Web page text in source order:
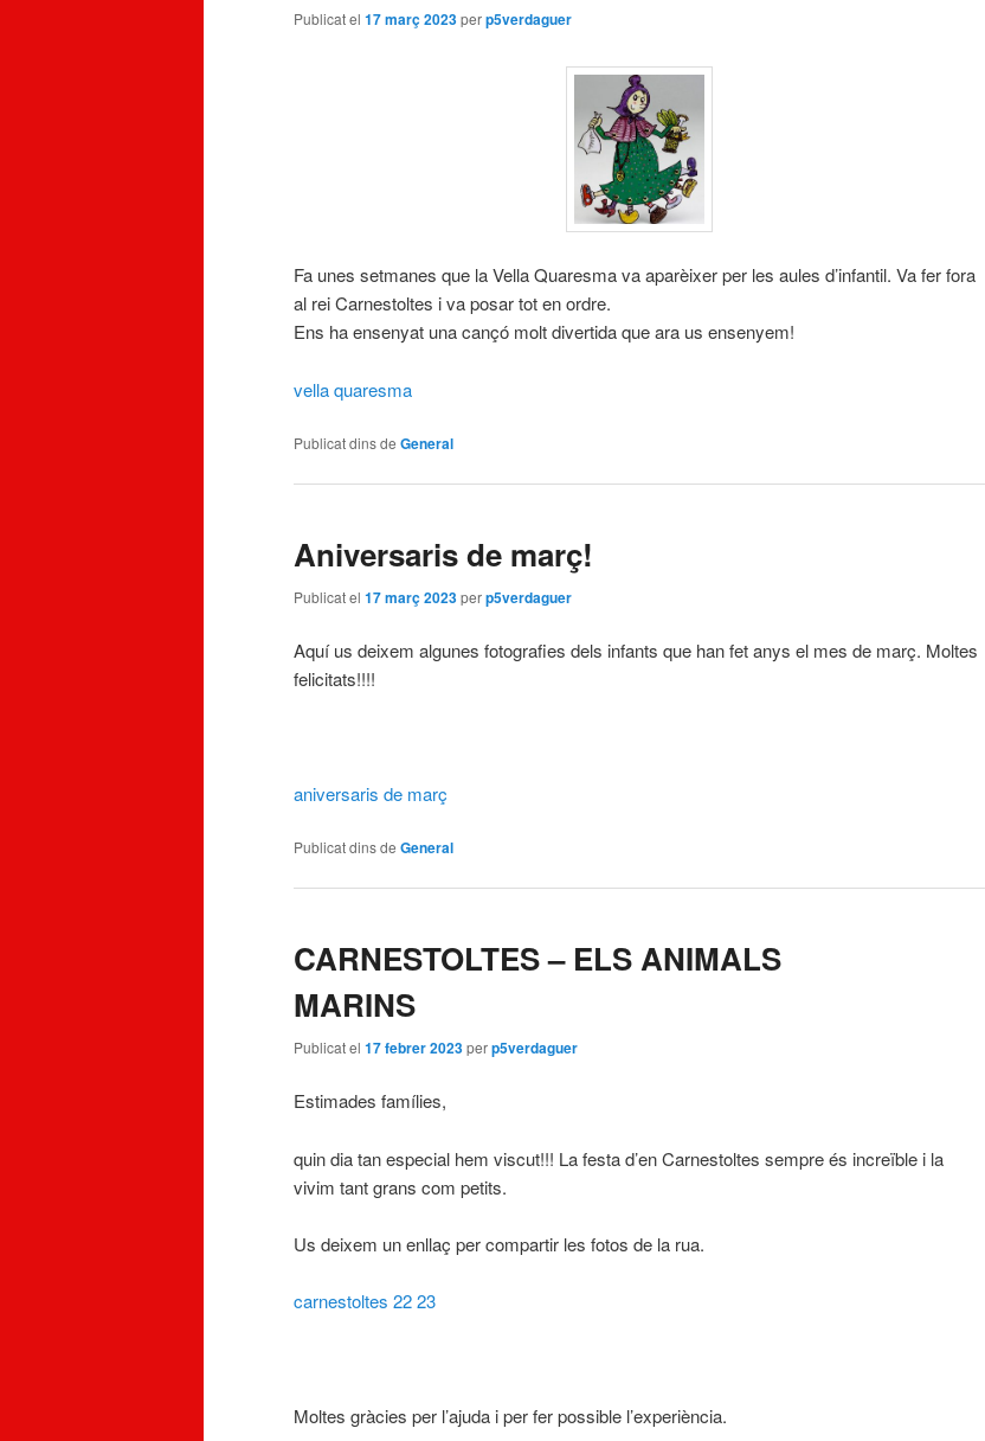
Publicat el 17 març 2023perp5verdaguer
Fa unes setmanes que la Vella Quaresma va aparèixer per les aules d’infantil. Va fer fora
al rei Carnestoltes i va posar tot en ordre.
Ens ha ensenyat una cançó molt divertida que ara us ensenyem!
vella quaresma
Publicat dins de General
Aniversaris de març!
Publicat el 17 març 2023perp5verdaguer
Aquí us deixem algunes fotografies dels infants que han fet anys el mes de març. Moltes
felicitats!!!!
aniversaris de març
Publicat dins de General
CARNESTOLTES – ELS ANIMALS
MARINS
Publicat el 17 febrer 2023perp5verdaguer
Estimades famílies,
quin dia tan especial hem viscut!!! La festa d’en Carnestoltes sempre és increïble i la
vivim tant grans com petits.
Us deixem un enllaç per compartir les fotos de la rua.
carnestoltes 22 23
Moltes gràcies per l’ajuda i per fer possible l’experiència.